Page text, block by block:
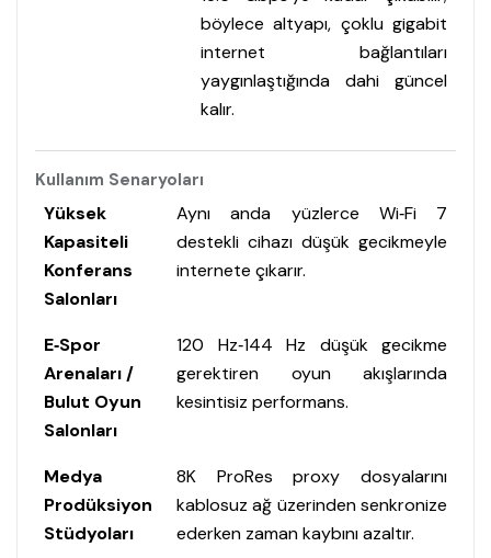
böylece altyapı, çoklu gigabit
internet bağlantıları
yaygınlaştığında dahi güncel
kalır.
Kullanım Senaryoları
Yüksek
Kapasiteli
Konferans
Salonları
Aynı anda yüzlerce Wi‑Fi 7
destekli cihazı düşük gecikmeyle
internete çıkarır.
E‑Spor
Arenaları /
Bulut Oyun
Salonları
120 Hz‑144 Hz düşük gecikme
gerektiren oyun akışlarında
kesintisiz performans.
Medya
Prodüksiyon
Stüdyoları
8K ProRes proxy dosyalarını
kablosuz ağ üzerinden senkronize
ederken zaman kaybını azaltır.